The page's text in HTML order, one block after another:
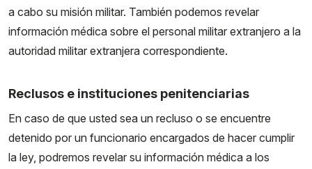
a cabo su misión militar. También podemos revelar
información médica sobre el personal militar extranjero a la
autoridad militar extranjera correspondiente.
Reclusos e instituciones penitenciarias
En caso de que usted sea un recluso o se encuentre
detenido por un funcionario encargados de hacer cumplir
la ley, podremos revelar su información médica a los